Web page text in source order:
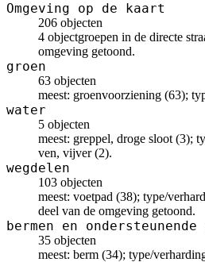
Omgeving op de kaart
206 objecten
4 objectgroepen in de directe
omgeving getoond.
groen
63 objecten
meest: groenvoorziening (63);
water
5 objecten
meest: greppel, droge sloot (3);
ven, vijver (2).
wegdelen
103 objecten
meest: voetpad (38); type/
deel van de omgeving getoond.
bermen en ondersteunende
35 objecten
meest: berm (34); type/